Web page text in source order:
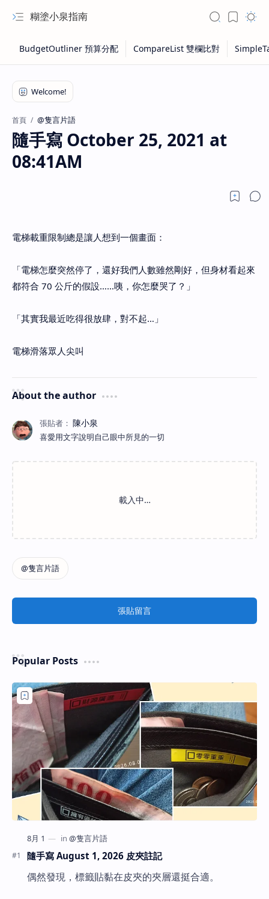
糊塗小泉指南
首頁 @隻言片語
隨手寫 October 25, 2021 at
08:41AM
電梯載重限制總是讓人想到一個畫面：
「電梯怎麼突然停了，還好我們人數雖然剛好，但身材看起來
都符合 70 公斤的假設……咦，你怎麼哭了？」
「其實我最近吃得很放肆，對不起…」
電梯滑落眾人尖叫
About the author
喜愛用文字說明自己眼中所見的一切
張貼留言
Popular Posts
隨手寫 August 1, 2026 皮夾註記
偶然發現，標籤貼黏在皮夾的夾層還挺合適。